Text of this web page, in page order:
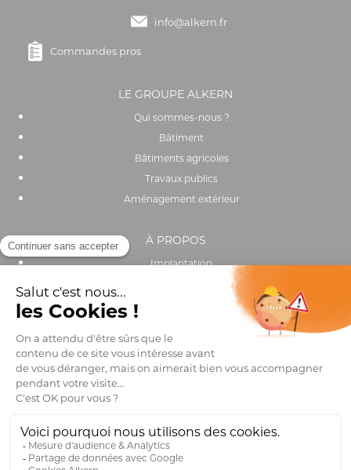
info@alkern.fr
Commandes pros
LE GROUPE ALKERN
Qui sommes-nous ?
Bâtiment
Bâtiments agricoles
Travaux publics
Aménagement extérieur
À PROPOS
Implantation
Performance environnementale et sociale
OUTILS & SERVICES
Club pro